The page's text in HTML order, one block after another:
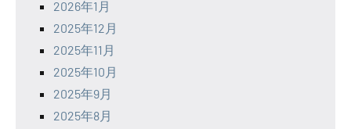
2026年1月
2025年12月
2025年11月
2025年10月
2025年9月
2025年8月